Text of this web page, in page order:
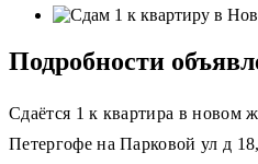
Подробности
Сдаётся 1 к квартира в новом
Петергофе на Парковой ул д